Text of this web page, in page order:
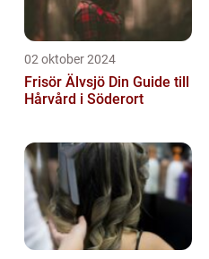
02 oktober 2024
Frisör Älvsjö Din Guide till
Hårvård i Söderort